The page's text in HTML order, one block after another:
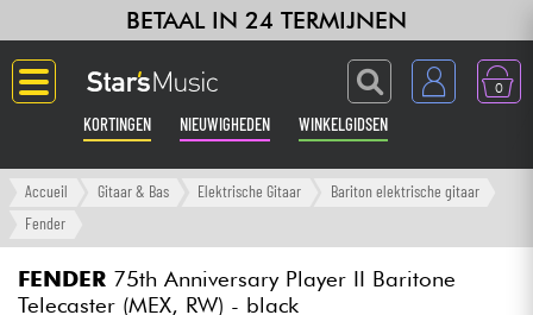
BETAAL IN 24 TERMIJNEN
0
KORTINGEN NIEUWIGHEDEN WINKELGIDSEN
Langue
Versterker & Effecten
Accueil Gitaar & Bas Elektrische Gitaar
Bariton elektrische gitaar
Fender
FENDER 75th Anniversary Player II Baritone
Telecaster (MEX, RW) - black